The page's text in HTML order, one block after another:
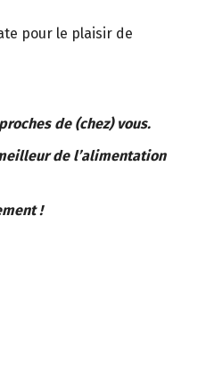
pour le plaisir de
de (chez) vous.
de l’alimentation
!